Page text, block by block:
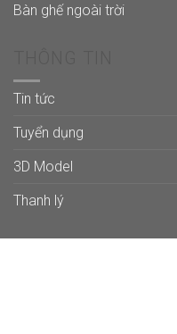
Bàn ghế ngoài trời
Tin tức
Tuyển dụng
3D Model
Thanh lý